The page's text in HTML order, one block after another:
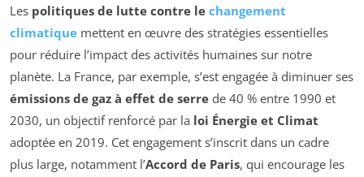
Les politiques de lutte contre le changement
climatique mettent en œuvre des stratégies essentielles
pour réduire l’impact des activités humaines sur notre
planète. La France, par exemple, s’est engagée à diminuer ses
émissions de gaz à effet de serre de 40 % entre 1990 et
2030, un objectif renforcé par la loi Énergie et Climat
adoptée en 2019. Cet engagement s’inscrit dans un cadre
plus large, notamment l’Accord de Paris, qui encourage les